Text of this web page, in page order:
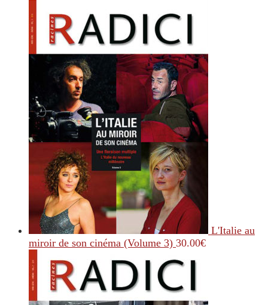
L'Italie au
miroir de son cinéma (Volume 3) 30.00€